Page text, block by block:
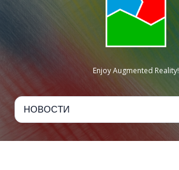
Enjoy Augmented Reality!